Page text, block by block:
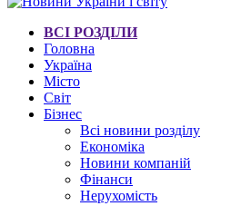
ВСІ РОЗДІЛИ
Головна
Україна
Місто
Світ
Бізнес
Всі новини розділу
Економіка
Новини компаній
Фінанси
Нерухомість